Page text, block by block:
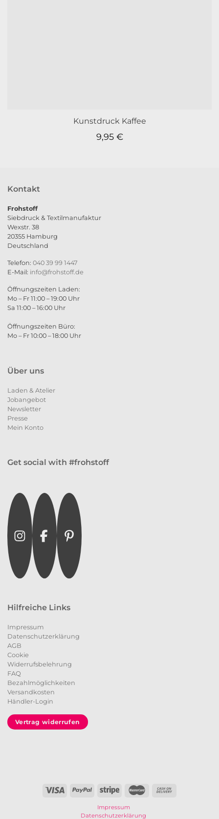
Kunstdruck Kaffee
9,95 €
Kontakt
Frohstoff
Siebdruck & Textilmanufaktur
Wexstr. 38
20355 Hamburg
Deutschland
Telefon: 040 39 99 1447
E-Mail: info@frohstoff.de
Öffnungszeiten Laden:
Mo – Fr 11:00 – 19:00 Uhr
Sa 11:00 – 16:00 Uhr
Öffnungszeiten Büro:
Mo – Fr 10:00 – 18:00 Uhr
Über uns
Laden & Atelier
Jobangebot
Newsletter
Presse
Mein Konto
Get social with #frohstoff
InstagramFacebookPinterest
Hilfreiche Links
Impressum
Datenschutzerklärung
AGB
Cookie
Widerrufsbelehrung
FAQ
Bezahlmöglichkeiten
Versandkosten
Händler-Login
Vertrag widerrufen
Impressum
Datenschutzerklärung